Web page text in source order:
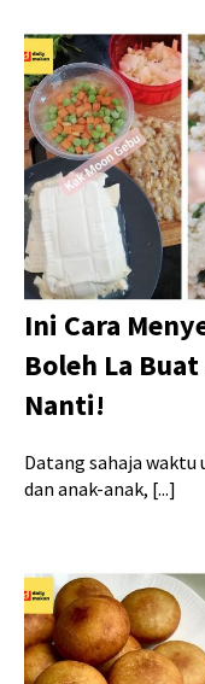
Ini Cara
Boleh La
Nanti!
Datang sahaja
dan anak-anak, [...]